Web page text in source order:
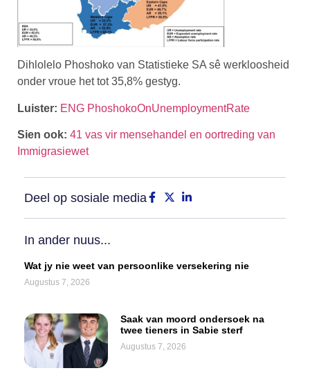
Dihlolelo Phoshoko van Statistieke SA sê werkloosheid
onder vroue het tot 35,8% gestyg.
Luister: ENG PhoshokoOnUnemploymentRate
Sien ook: 41 vas vir mensehandel en oortreding van
Immigrasiewet
Deel op sosiale media
In ander nuus...
Wat jy nie weet van persoonlike versekering nie
Augustus 7, 2026
Saak van moord ondersoek na
twee tieners in Sabie sterf
Augustus 7, 2026